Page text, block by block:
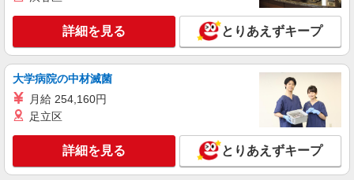
詳細を見る とりあえずキープ
大学病院の中材滅菌
月給 254,160円
足立区
詳細を見る とりあえずキープ